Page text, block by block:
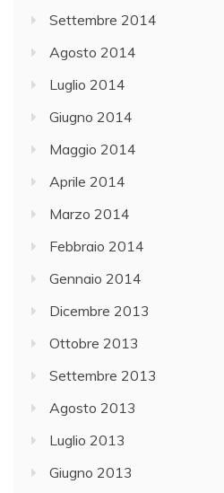
Settembre 2014
Agosto 2014
Luglio 2014
Giugno 2014
Maggio 2014
Aprile 2014
Marzo 2014
Febbraio 2014
Gennaio 2014
Dicembre 2013
Ottobre 2013
Settembre 2013
Agosto 2013
Luglio 2013
Giugno 2013